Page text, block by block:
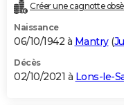
Créer une cagnotte
Naissance
06/10/1942 à Mantry(
Décès
02/10/2021 à Lons-le-